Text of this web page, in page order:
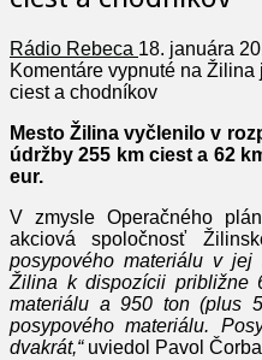
Rádio Rebeca 18. januára
Komentáre vypnuté na Žilina
ciest a chodníkov
Mesto Žilina vyčlenilo v
údržby 255 km ciest a 62
eur.
V zmysle Operačného
akciová spoločnosť
posypového materiálu v
Žilina k dispozícii približne
materiálu a 950 ton (plus
posypového materiálu.
dvakrát,“uviedol Pavol